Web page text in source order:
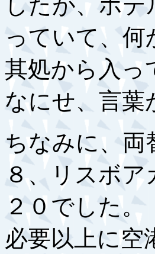
っていて、
其処から入っ
なにせ、言葉
ちなみに、両
８、リスボ
２０でした。
必要以上に空